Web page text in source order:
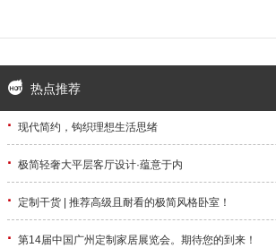
热点推荐
· 现代简约，钩织理想生活思绪
· 极简轻奢大平层客厅设计·蕴意于内
· 定制干货 | 推荐高级且耐看的极简风格卧室！
· 第14届中国广州定制家居展览会。期待您的到来！